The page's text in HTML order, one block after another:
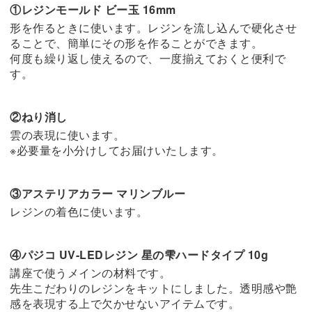
①レジンモールド ビー玉 16mm
形を作るときに使います。レジンを流し込んで硬化させ
ることで、簡単にその形を作ることができます。
何度も繰り返し使えるので、一度揃えておくと便利で
す。
②ねり消し
雲の表現に使います。
※必要量を小分けしてお届けいたします。
③アステリアカラー マリンブルー
レジンの着色に使います。
④パジコ UV-LEDレジン 星の雫ハードタイプ 10g
講座で使うメインの材料です。
先生こだわりのレジンをキットにしました。透明感や艶
感を表現する上で欠かせないアイテムです。